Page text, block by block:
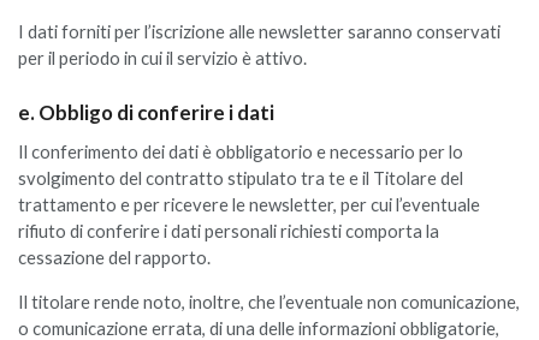
I dati forniti per l’iscrizione alle newsletter saranno conservati
per il periodo in cui il servizio è attivo.
e. Obbligo di conferire i dati
Il conferimento dei dati è obbligatorio e necessario per lo
svolgimento del contratto stipulato tra te e il Titolare del
trattamento e per ricevere le newsletter, per cui l’eventuale
rifiuto di conferire i dati personali richiesti comporta la
cessazione del rapporto.
Il titolare rende noto, inoltre, che l’eventuale non comunicazione,
o comunicazione errata, di una delle informazioni obbligatorie,